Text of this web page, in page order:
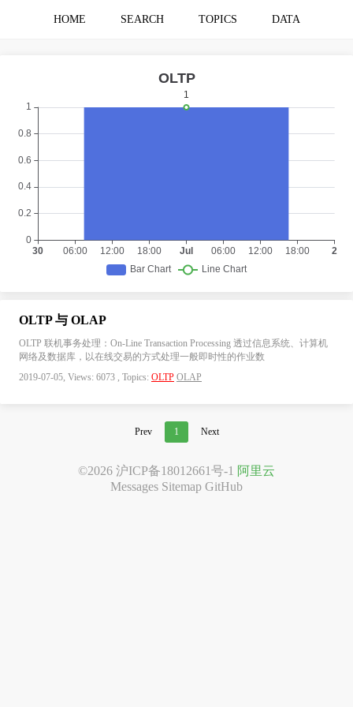
HOME SEARCH TOPICS DATA
OLTP 与 OLAP
OLTP 联机事务处理：On-Line Transaction Processing 透过信息系统、计算机
网络及数据库，以在线交易的方式处理一般即时性的作业数
2019-07-05, Views: 6073 , Topics: OLTP OLAP
Prev 1 Next
©2026 沪ICP备18012661号-1 阿里云
Messages Sitemap GitHub